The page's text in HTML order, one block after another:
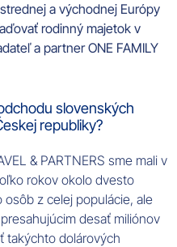
a východnej Európy
rodinný majetok v
a partner ONE FAMILY
slovenských
republiky?
& PARTNERS sme mali v
rokov okolo dvesto
z celej populácie, ale
desať miliónov
takýchto dolárových